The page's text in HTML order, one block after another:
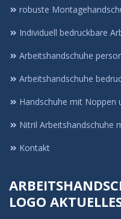
robuste
Individuell bedruckbare
Arbeitshandschuhe
Arbeitshandschuhe
Handschuhe mit Noppen
Nitril Arbeitshandschuhe
Kontakt
LOGO